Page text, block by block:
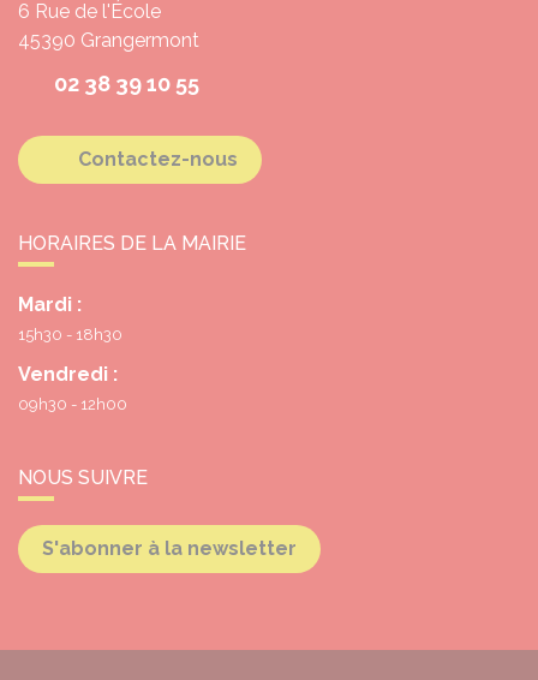
6 Rue de l'École
45390 Grangermont
02 38 39 10 55
Contactez-nous
HORAIRES DE LA MAIRIE
Mardi :
15h30 - 18h30
Vendredi :
09h30 - 12h00
NOUS SUIVRE
S'abonner à la newsletter